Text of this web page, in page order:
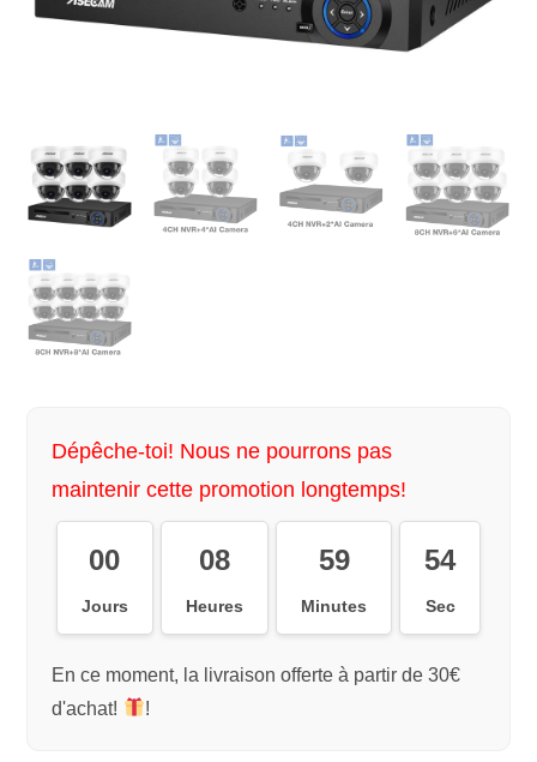
Dépêche-toi! Nous ne pourrons pas
maintenir cette promotion longtemps!
00
Jours
08
Heures
59
Minutes
54
Sec
En ce moment, la livraison offerte à partir de 30€
d'achat!
!